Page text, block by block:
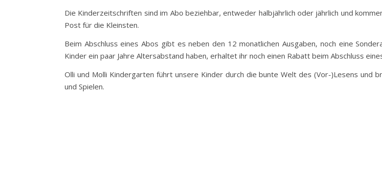
Die Kinderzeitschriften sind im Abo beziehbar, entweder halbjährlich oder jährlich und
Post für die Kleinsten.
Beim Abschluss eines Abos gibt es neben den 12 monatlichen Ausgaben, noch eine
Kinder ein paar Jahre Altersabstand haben, erhaltet ihr noch einen Rabatt beim Abschluss
Olli und Molli Kindergarten führt unsere Kinder durch die bunte Welt des (Vor-)Lesens und
und Spielen.